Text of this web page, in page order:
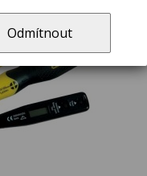
Odmítnout